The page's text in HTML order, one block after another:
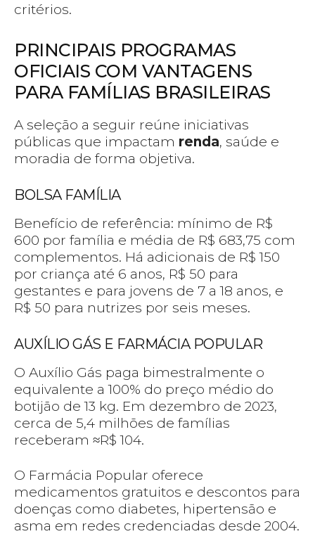
critérios.
PRINCIPAIS PROGRAMAS
OFICIAIS COM VANTAGENS
PARA FAMÍLIAS BRASILEIRAS
A seleção a seguir reúne iniciativas
públicas que impactam renda, saúde e
moradia de forma objetiva.
BOLSA FAMÍLIA
Benefício de referência: mínimo de R$
600 por família e média de R$ 683,75 com
complementos. Há adicionais de R$ 150
por criança até 6 anos, R$ 50 para
gestantes e para jovens de 7 a 18 anos, e
R$ 50 para nutrizes por seis meses.
AUXÍLIO GÁS E FARMÁCIA POPULAR
O Auxílio Gás paga bimestralmente o
equivalente a 100% do preço médio do
botijão de 13 kg. Em dezembro de 2023,
cerca de 5,4 milhões de famílias
receberam ≈R$ 104.
O Farmácia Popular oferece
medicamentos gratuitos e descontos para
doenças como diabetes, hipertensão e
asma em redes credenciadas desde 2004.